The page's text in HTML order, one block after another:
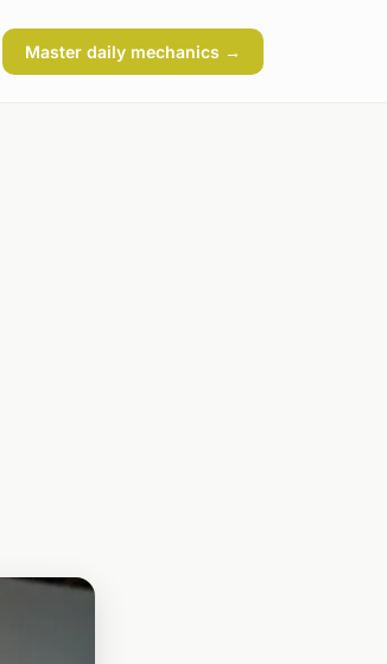
Master daily mechanics →